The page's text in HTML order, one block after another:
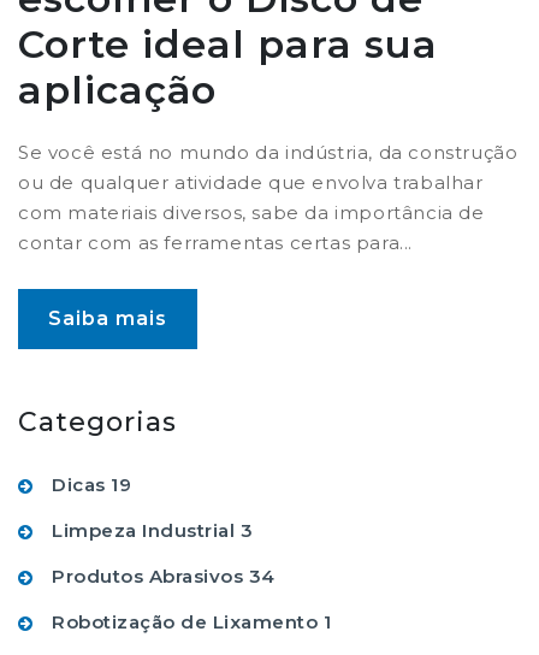
Corte ideal para sua
aplicação
Se você está no mundo da indústria, da construção
ou de qualquer atividade que envolva trabalhar
com materiais diversos, sabe da importância de
contar com as ferramentas certas para...
Saiba mais
Categorias
Dicas 19
Limpeza Industrial 3
Produtos Abrasivos 34
Robotização de Lixamento 1